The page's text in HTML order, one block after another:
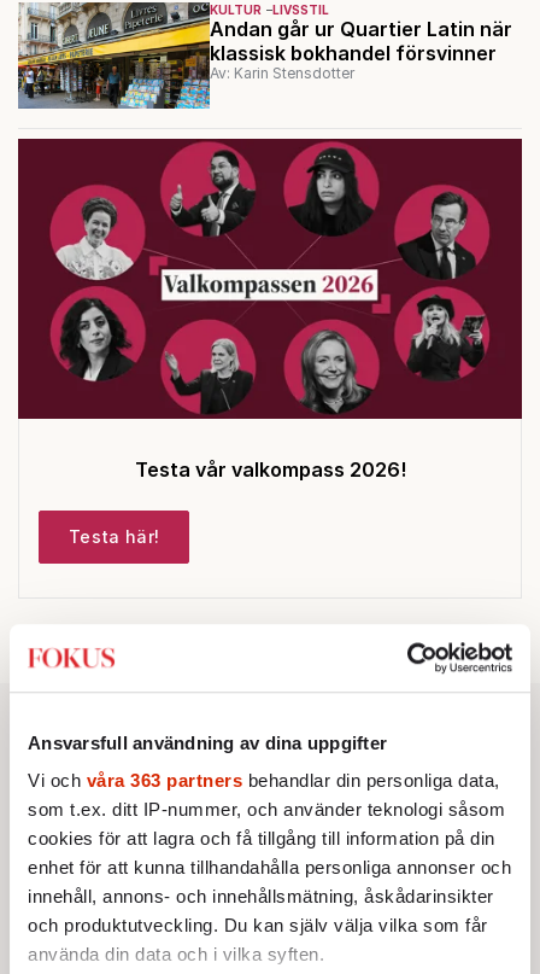
Ansvarsfull användning av dina uppgifter
Vi och våra 363 partners behandlar din personliga data,
som t.ex. ditt IP-nummer, och använder teknologi såsom
cookies för att lagra och få tillgång till information på din
enhet för att kunna tillhandahålla personliga annonser och
innehåll, annons- och innehållsmätning, åskådarinsikter
och produktutveckling. Du kan själv välja vilka som får
använda din data och i vilka syften.
KULTUR LIVSSTIL
Andan går ur Quartier Latin när
klassisk bokhandel försvinner
Av: Karin Stensdotter
Testa vår valkompass 2026!
Testa här!